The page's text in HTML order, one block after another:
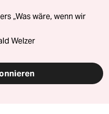
„Was wäre, wenn wir
Welzer